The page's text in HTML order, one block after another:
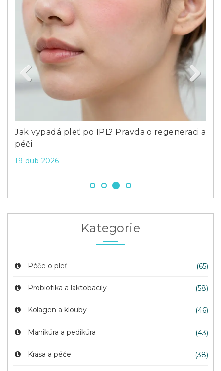
Jak vypadá pleť po IPL? Pravda o regeneraci a
péči
19 dub 2026
Previous
Kategorie
Péče o pleť (65)
Probiotika a laktobacily (58)
Kolagen a klouby (46)
Manikúra a pedikúra (43)
Krása a péče (38)